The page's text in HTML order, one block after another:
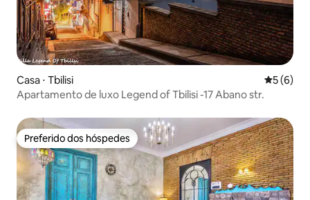
Casa ⋅ Tbilisi 5 de
5 (6)
Apartamento de luxo Legend of Tbilisi -17 Abano str.
Preferido dos hóspedes
Preferido dos hóspedes